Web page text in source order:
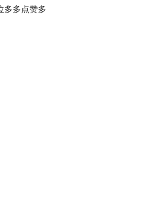
多点赞多